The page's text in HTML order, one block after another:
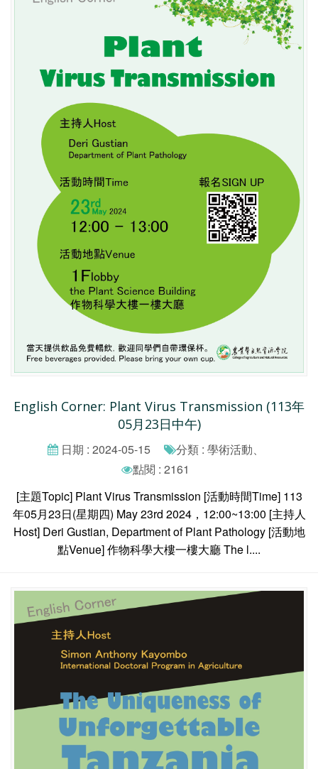
English Corner: Plant Virus Transmission (113年
05月23日中午)
日期 : 2024-05-15
分類 : 學術活動、
點閱 : 2161
[主題Topic] Plant Virus Transmission [活動時間Time] 113
年05月23日(星期四) May 23rd 2024，12:00~13:00 [主持人
Host] Deri Gustian, Department of Plant Pathology [活動地
點Venue] 作物科學大樓一樓大廳 The l....